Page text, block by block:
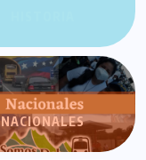
NACIONALES